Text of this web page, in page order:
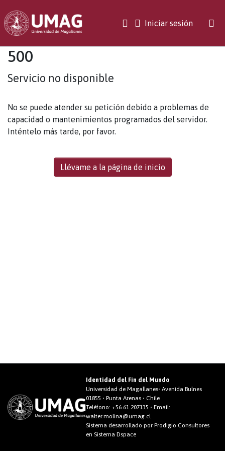
Iniciar sesión(current)
500
Servicio no disponible
No se puede atender su petición debido a problemas de
capacidad o mantenimientos programados del servidor.
Inténtelo más tarde, por favor.
Llévame a la página de inicio
Identidad del Fin del Mundo
Universidad de Magallanes• Avenida Bulnes
01855 • Punta Arenas • Chile
Teléfono:+56 61 207135 • Email:
walter.molina@umag.cl
Sistema desarrollado por Prodigio Consultores
en Sistema Dspace